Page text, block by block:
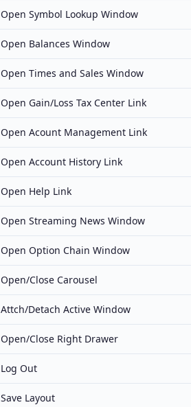
Open Symbol Lookup Window
Open Balances Window
Open Times and Sales Window
Open Gain/Loss Tax Center Link
Open Acount Management Link
Open Account History Link
Open Help Link
Open Streaming News Window
Open Option Chain Window
Open/Close Carousel
Attch/Detach Active Window
Open/Close Right Drawer
Log Out
Save Layout